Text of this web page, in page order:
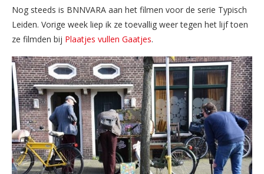
Nog steeds is BNNVARA aan het filmen voor de serie Typisch
Leiden. Vorige week liep ik ze toevallig weer tegen het lijf toen
ze filmden bij Plaatjes vullen Gaatjes.